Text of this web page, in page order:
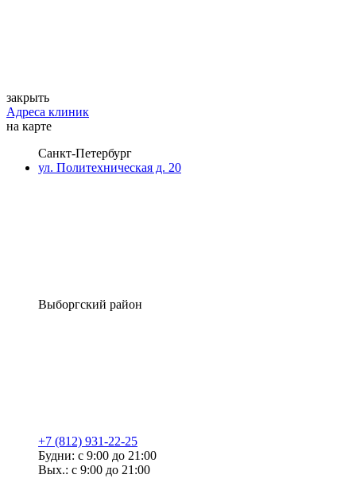
закрыть
Адреса клиник
на карте
Санкт-Петербург
ул. Политехническая д. 20
Выборгский район
+7 (812) 931-22-25
Будни: с 9:00 до 21:00
Вых.: с 9:00 до 21:00